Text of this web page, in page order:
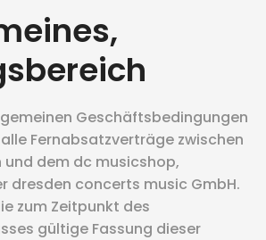
Geschäftsbedingungen
Fernabsatzverträge zwischen
und dem dc musicshop,
dresden concerts music GmbH.
zum Zeitpunkt des
gültige Fassung dieser